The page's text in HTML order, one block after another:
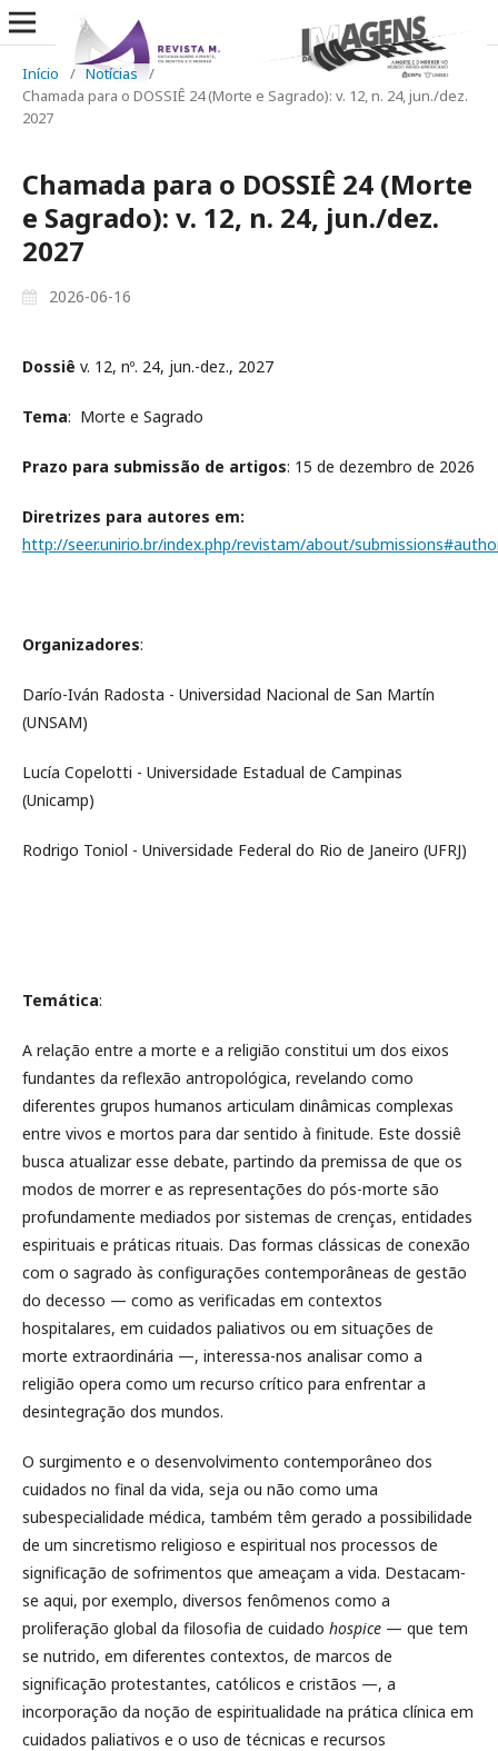
Início / Notícias /
Chamada para o DOSSIÊ 24 (Morte e Sagrado): v. 12, n. 24, jun./dez.
2027
Chamada para o DOSSIÊ 24 (Morte
e Sagrado): v. 12, n. 24, jun./dez.
2027
2026-06-16
Dossiê v. 12, nº. 24, jun.-dez., 2027
Tema: Morte e Sagrado
Prazo para submissão de artigos: 15 de dezembro de 2026
Diretrizes para autores em:
http://seer.unirio.br/index.php/revistam/about/
Organizadores:
Darío-Iván Radosta - Universidad Nacional de San Martín
(UNSAM)
Lucía Copelotti - Universidade Estadual de Campinas
(Unicamp)
Rodrigo Toniol - Universidade Federal do Rio de Janeiro (UFRJ)
Temática:
A relação entre a morte e a religião constitui um dos eixos
fundantes da reflexão antropológica, revelando como
diferentes grupos humanos articulam dinâmicas complexas
entre vivos e mortos para dar sentido à finitude. Este dossiê
busca atualizar esse debate, partindo da premissa de que os
modos de morrer e as representações do pós-morte são
profundamente mediados por sistemas de crenças, entidades
espirituais e práticas rituais. Das formas clássicas de conexão
com o sagrado às configurações contemporâneas de gestão
do decesso — como as verificadas em contextos
hospitalares, em cuidados paliativos ou em situações de
morte extraordinária —, interessa-nos analisar como a
religião opera como um recurso crítico para enfrentar a
desintegração dos mundos.
O surgimento e o desenvolvimento contemporâneo dos
cuidados no final da vida, seja ou não como uma
subespecialidade médica, também têm gerado a possibilidade
de um sincretismo religioso e espiritual nos processos de
significação de sofrimentos que ameaçam a vida. Destacam-
se aqui, por exemplo, diversos fenômenos como a
proliferação global da filosofia de cuidado hospice — que tem
se nutrido, em diferentes contextos, de marcos de
significação protestantes, católicos e cristãos —, a
incorporação da noção de espiritualidade na prática clínica em
cuidados paliativos e o uso de técnicas e recursos